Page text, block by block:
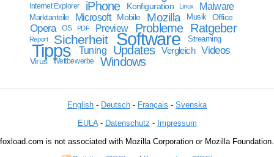
Internet Explorer iPhone Konfiguration Linux Malware
Marktanteile Microsoft Mobile Mozilla Musik Office
Opera OS PDF Preview Probleme Ratgeber
Report Sicherheit Software Streaming
Tipps Tuning Updates Vergleich Videos
Virus Wettbewerbe Windows
English - Deutsch - Français - Svenska
EULA- Datenschutz - Impressum
foxload.com is not associated with Mozilla Corporation or Mozilla Foundation.